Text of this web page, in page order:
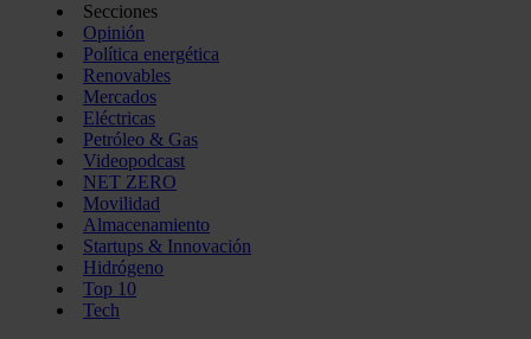
Secciones
Opinión
Política energética
Renovables
Mercados
Eléctricas
Petróleo & Gas
Videopodcast
NET ZERO
Movilidad
Almacenamiento
Startups & Innovación
Hidrógeno
Top 10
Tech